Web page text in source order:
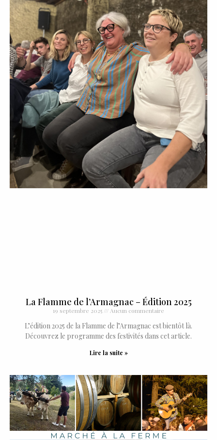
La Flamme de l’Armagnac – Édition 2025
19 septembre 2025 Aucun commentaire
L’édition 2025 de la Flamme de l’Armagnac est bientôt là.
Découvrez le programme des festivités dans cet article.
Lire la suite »